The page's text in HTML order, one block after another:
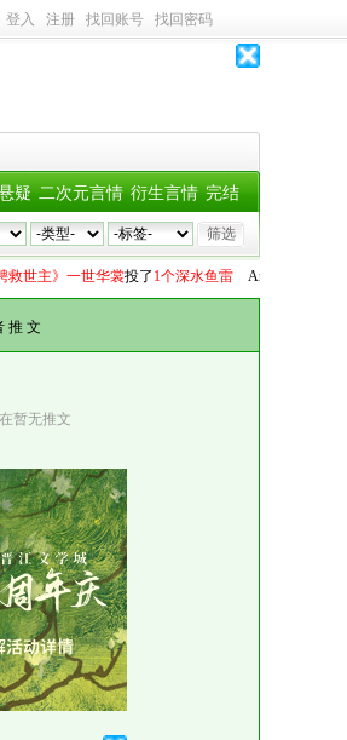
登入 注册 找回账号 找回密码
完结
衍生言情
二次元言情
疑
》一世华裳投了1个深水鱼雷 Anita 向《被亲手养大
推 文
暂无推文